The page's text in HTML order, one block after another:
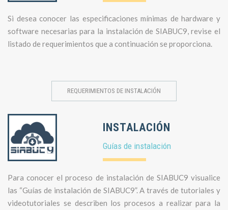
Si desea conocer las especificaciones mínimas de hardware y
software necesarias para la instalación de SIABUC9, revise el
listado de requerimientos que a continuación se proporciona.
REQUERIMIENTOS DE INSTALACIÓN
INSTALACIÓN
Guías de instalación
Para conocer el proceso de instalación de SIABUC9 visualice
las “Guías de instalación de SIABUC9”. A través de tutoriales y
videotutoriales se describen los procesos a realizar para la